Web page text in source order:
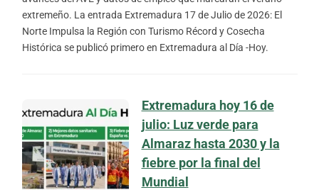
extremeño. La entrada Extremadura 17 de Julio de 2026: El
Norte Impulsa la Región con Turismo Récord y Cosecha
Histórica se publicó primero en Extremadura al Día -Hoy.
Extremadura hoy 16 de
julio: Luz verde para
Almaraz hasta 2030 y la
fiebre por la final del
Mundial